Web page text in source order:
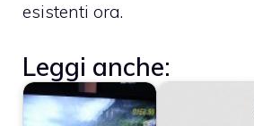
esistenti ora.
Leggi anche: